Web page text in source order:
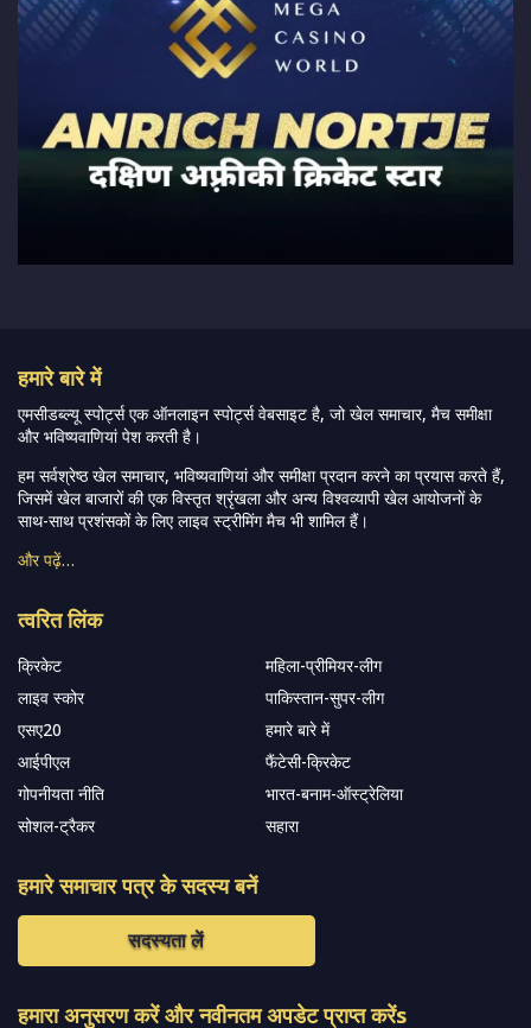
हमारे बारे में
एमसीडब्ल्यू स्पोर्ट्स एक ऑनलाइन स्पोर्ट्स वेबसाइट है, जो खेल समाचार, मैच समीक्षा
और भविष्यवाणियां पेश करती है।
हम सर्वश्रेष्ठ खेल समाचार, भविष्यवाणियां और समीक्षा प्रदान करने का प्रयास करते हैं,
जिसमें खेल बाजारों की एक विस्तृत श्रृंखला और अन्य विश्वव्यापी खेल आयोजनों के
साथ-साथ प्रशंसकों के लिए लाइव स्ट्रीमिंग मैच भी शामिल हैं।
और पढ़ें…
त्वरित लिंक
क्रिकेट
महिला-प्रीमियर-लीग
लाइव स्कोर
पाकिस्तान-सुपर-लीग
एसए20
हमारे बारे में
आईपीएल
फैंटेसी-क्रिकेट
गोपनीयता नीति
भारत-बनाम-ऑस्ट्रेलिया
सोशल-ट्रैकर
सहारा
हमारे समाचार पत्र के सदस्य बनें
सदस्यता लें
हमारा अनुसरण करें और नवीनतम अपडेट प्राप्त करेंs